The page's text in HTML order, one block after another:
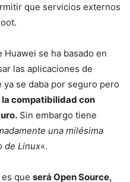
que servicios externos
se ha basado en
las aplicaciones de
se daba por seguro pero
la compatibilidad con
Sin embargo tiene
una milésima
de Linux«.
que será Open Source,